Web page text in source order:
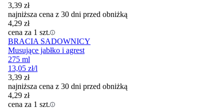
3,39 zł
najniższa cena z 30 dni przed obniżką
4,29 zł
cena za 1 szt.
BRACIA SADOWNICY
Musujące jabłko i agrest
275 ml
13,05 zł/l
3,39 zł
najniższa cena z 30 dni przed obniżką
4,29 zł
cena za 1 szt.